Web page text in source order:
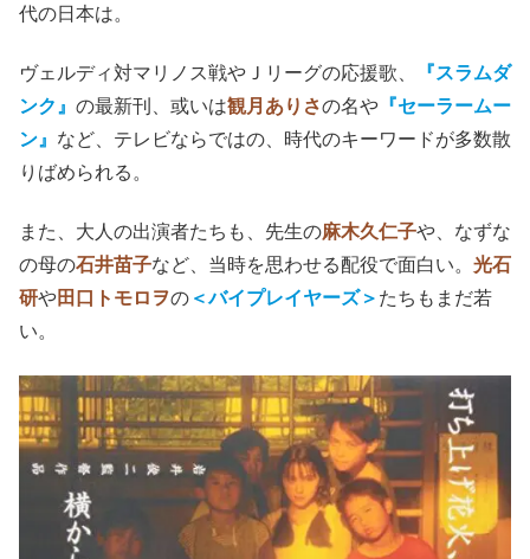
代の日本は。
ヴェルディ対マリノス戦やＪリーグの応援歌、
『スラムダ
ンク』 の最新刊、或いは観月ありさの名や 『セーラームー
ン』 など、テレビならではの、時代のキーワードが多数散
りばめられる。
また、大人の出演者たちも、先生の麻木久仁子や、なずな
の母の石井苗子など、当時を思わせる配役で面白い。 光石
研や田口トモロヲの ＜バイプレイヤーズ＞ たちもまだ若
い。